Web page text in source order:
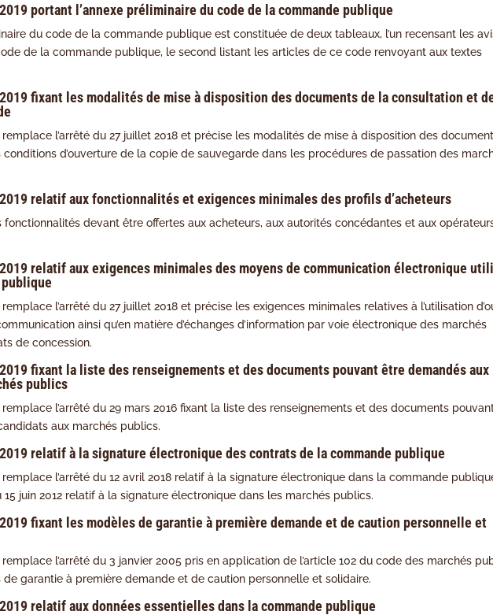
portant l’annexe préliminaire du code de la commande publique
du code de la commande publique est constituée de deux tableaux, l’un recensant les
de la commande publique, le second listant les articles de ce code renvoyant aux textes
fixant les modalités de mise à disposition des documents de la consultation et
l’arrêté du 27 juillet 2018 et précise les modalités de mise à disposition des
d’ouverture de la copie de sauvegarde dans les procédures de passation des
relatif aux fonctionnalités et exigences minimales des profils d’acheteurs
fonctionnalités devant être offertes aux acheteurs, aux autorités concédantes et aux
relatif aux exigences minimales des moyens de communication électronique
publique
l’arrêté du 27 juillet 2018 et précise les exigences minimales relatives à l’utilisation
ainsi qu’en matière d’échanges d’information par voie électronique des marchés
de concession.
fixant la liste des renseignements et des documents pouvant être demandés aux
publics
l’arrêté du 29 mars 2016 fixant la liste des renseignements et des documents
aux marchés publics.
relatif à la signature électronique des contrats de la commande publique
l’arrêté du 12 avril 2018 relatif à la signature électronique dans la commande
15 juin 2012 relatif à la signature électronique dans les marchés publics.
fixant les modèles de garantie à première demande et de caution personnelle et
l’arrêté du 3 janvier 2005 pris en application de l’article 102 du code des marchés
garantie à première demande et de caution personnelle et solidaire.
relatif aux données essentielles dans la commande publique